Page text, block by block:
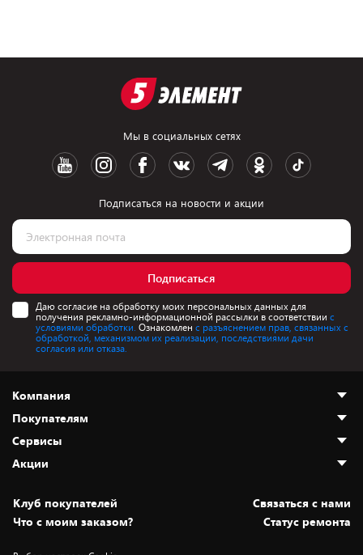
Мы в социальных сетях
Подписаться на новости и акции
Подписаться
Даю согласие на обработку моих персональных данных для
получения рекламно-информационной рассылки в соответствии с
условиями обработки. Ознакомлен с разъяснением прав, связанных с
обработкой, механизмом их реализации, последствиями дачи
согласия или отказа.
Компания
О нас
Адреса магазинов
Новости
Статьи и обзоры
Вакансии
Покупателям
Как сделать заказ
Оплата и доставка
Безналичный расчёт
Обмен и возврат товара
Сервисы
Установка техники
Для игровых консолей
Акции
Скидки и промокоды
Белорусские товары
Клуб покупателей
Cвязаться с нами
Что с моим заказом?
Статус ремонта